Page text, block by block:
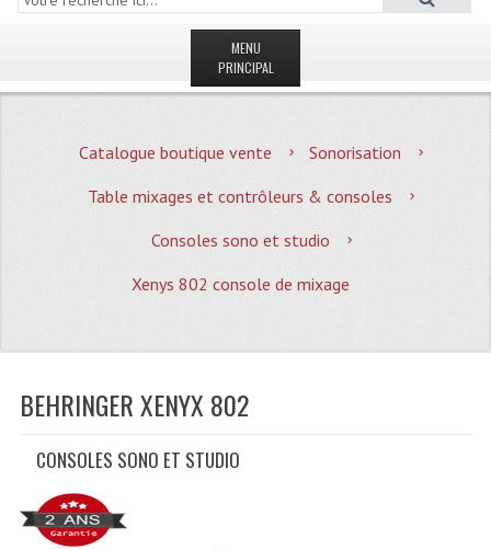
MENU
PRINCIPAL
MAGASIN
Quoi De Neuf?
Promotions
Plan Acces, Horaires.
Recevoir Nos Promotions
Catalogue boutique vente
Sonorisation
Table mixages et contrôleurs & consoles
Consoles sono et studio
Xenys 802 console de mixage
BEHRINGER XENYX 802
CONSOLES SONO ET STUDIO